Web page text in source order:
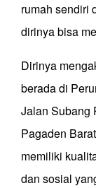
rumah sendiri
dirinya bisa
Dirinya
berada di
Jalan Subang
Pagaden
memiliki
dan sosial